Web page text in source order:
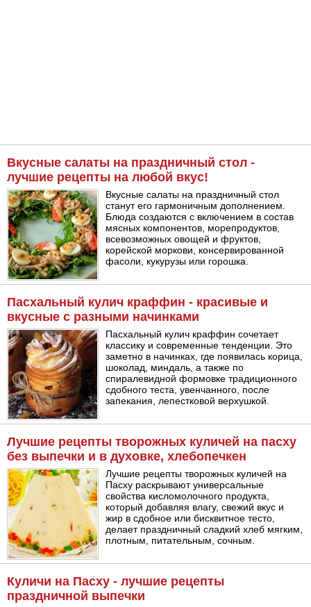
Вкусные салаты на праздничный стол -
лучшие рецепты на любой вкус!
Вкусные салаты на праздничный стол
станут его гармоничным дополнением.
Блюда создаются с включением в состав
мясных компонентов, морепродуктов,
всевозможных овощей и фруктов,
корейской моркови, консервированной
фасоли, кукурузы или горошка.
Пасхальный кулич краффин - красивые и
вкусные с разными начинками
Пасхальный кулич краффин сочетает
классику и современные тенденции. Это
заметно в начинках, где появилась корица,
шоколад, миндаль, а также по
спиралевидной формовке традиционного
сдобного теста, увенчанного, после
запекания, лепестковой верхушкой.
Лучшие рецепты творожных куличей на пасху
без выпечки и в духовке, хлебопечкен
Лучшие рецепты творожных куличей на
Пасху раскрывают универсальные
свойства кисломолочного продукта,
который добавляя влагу, свежий вкус и
жир в сдобное или бисквитное тесто,
делает праздничный сладкий хлеб мягким,
плотным, питательным, сочным.
Куличи на Пасху - лучшие рецепты
праздничной выпечки